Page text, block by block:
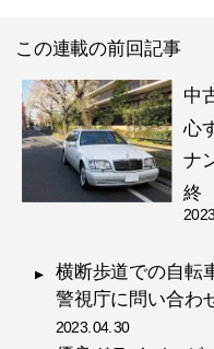
この連載の前回記事
中
心
ナ
終
横断歩道での自転
警視庁に問い合
2023.04.30